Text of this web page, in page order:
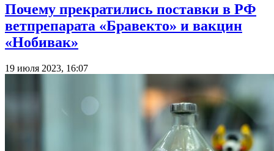
Почему прекратились поставки в РФ
ветпрепарата «Бравекто» и вакцин
«Нобивак»
19 июля 2023, 16:07